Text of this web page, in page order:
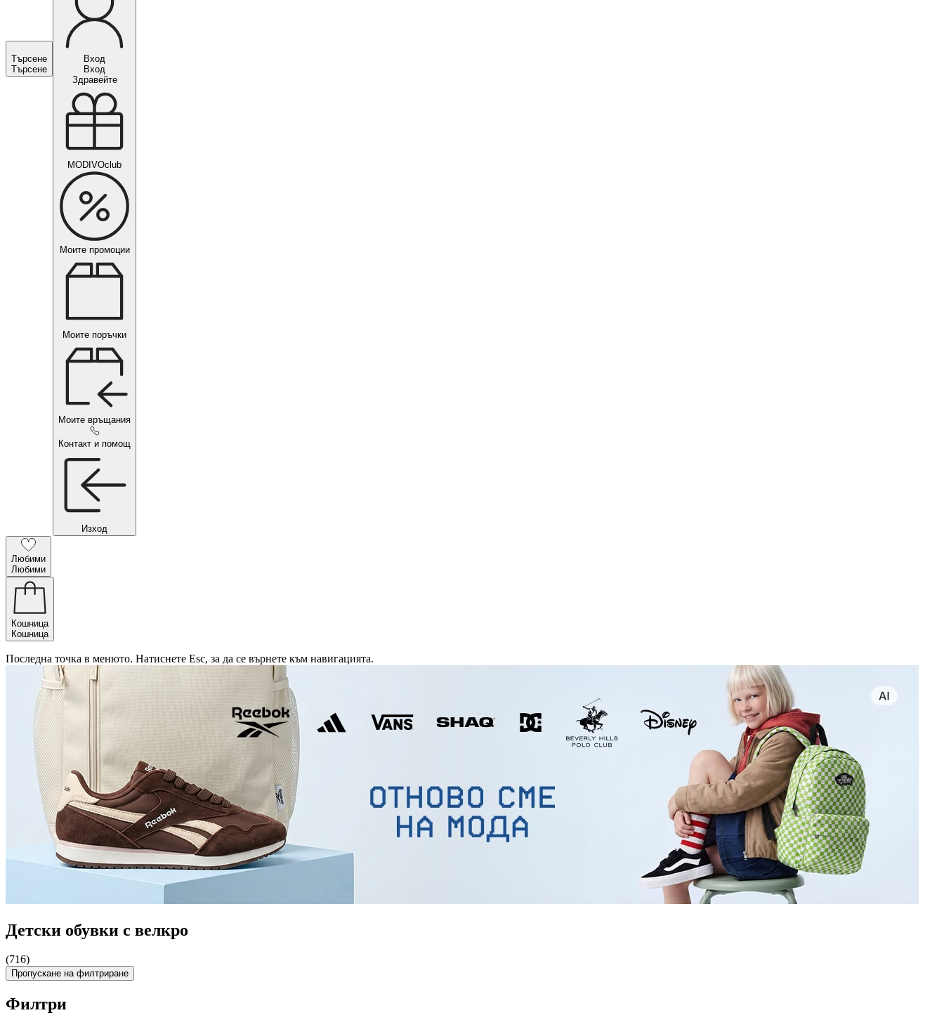
Търсене
Търсене
Вход
Вход
Здравейте
MODIVOclub
Моите промоции
Моите поръчки
Моите връщания
Контакт и помощ
Изход
Любими
Любими
Кошница
Кошница
Последна точка в менюто. Натиснете Esc, за да се върнете към навигацията.
Детски обувки с велкро
(716)
Пропускане на филтриране
Филтри